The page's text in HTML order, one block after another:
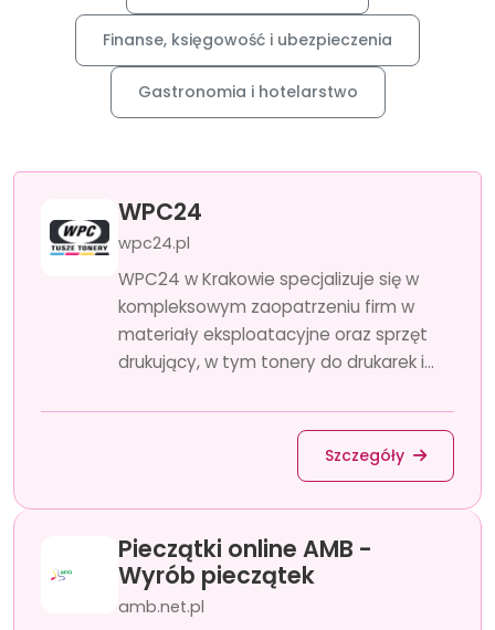
Finanse, księgowość i ubezpieczenia
Gastronomia i hotelarstwo
WPC24
wpc24.pl
WPC24 w Krakowie specjalizuje się w
kompleksowym zaopatrzeniu firm w
materiały eksploatacyjne oraz sprzęt
drukujący, w tym tonery do drukarek i...
Szczegóły
Pieczątki online AMB -
Wyrób pieczątek
amb.net.pl